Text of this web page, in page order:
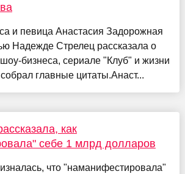
и певица Анастасия Задорожная
Надежде Стрелец рассказала о
бизнеса, сериале "Клуб" и жизни
главные цитаты.Анаст...
как
себе 1 млрд долларов
что "наманифестировала"